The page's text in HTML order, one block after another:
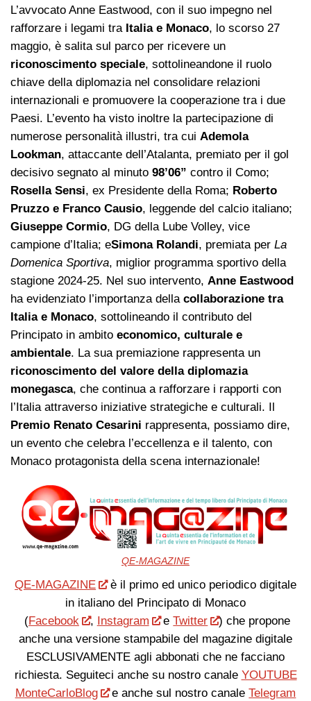
L’avvocato Anne Eastwood, con il suo impegno nel
rafforzare i legami tra Italia e Monaco, lo scorso 27
maggio, è salita sul parco per ricevere un
riconoscimento speciale, sottolineandone il ruolo
chiave della diplomazia nel consolidare relazioni
internazionali e promuovere la cooperazione tra i due
Paesi. L’evento ha visto inoltre la partecipazione di
numerose personalità illustri, tra cui Ademola
Lookman, attaccante dell’Atalanta, premiato per il gol
decisivo segnato al minuto 98’06” contro il Como;
Rosella Sensi, ex Presidente della Roma; Roberto
Pruzzo e Franco Causio, leggende del calcio italiano;
Giuseppe Cormio, DG della Lube Volley, vice
campione d’Italia; eSimona Rolandi, premiata per La
Domenica Sportiva, miglior programma sportivo della
stagione 2024-25. Nel suo intervento, Anne Eastwood
ha evidenziato l’importanza della collaborazione tra
Italia e Monaco, sottolineando il contributo del
Principato in ambito economico, culturale e
ambientale. La sua premiazione rappresenta un
riconoscimento del valore della diplomazia
monegasca, che continua a rafforzare i rapporti con
l’Italia attraverso iniziative strategiche e culturali. Il
Premio Renato Cesarini rappresenta, possiamo dire,
un evento che celebra l’eccellenza e il talento, con
Monaco protagonista della scena internazionale!
QE-MAGAZINE
QE-MAGAZINE
è il primo ed unico periodico digitale
in italiano del Principato di Monaco
(Facebook , Instagram eTwitter
) che propone
anche una versione stampabile del magazine digitale
ESCLUSIVAMENTE agli abbonati che ne facciano
richiesta. Seguiteci anche su nostro canale YOUTUBE
MonteCarloBlog
e anche sul nostro canaleTelegram